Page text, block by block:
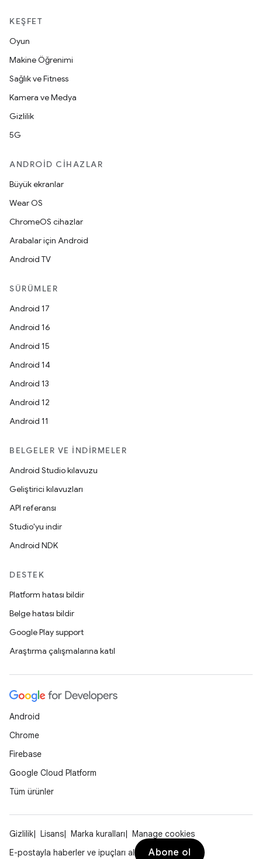
KEŞFET
Oyun
Makine Öğrenimi
Sağlık ve Fitness
Kamera ve Medya
Gizlilik
5G
ANDROID CIHAZLAR
Büyük ekranlar
Wear OS
ChromeOS cihazlar
Arabalar için Android
Android TV
SÜRÜMLER
Android 17
Android 16
Android 15
Android 14
Android 13
Android 12
Android 11
BELGELER VE İNDIRMELER
Android Studio kılavuzu
Geliştirici kılavuzları
API referansı
Studio'yu indir
Android NDK
DESTEK
Platform hatası bildir
Belge hatası bildir
Google Play support
Araştırma çalışmalarına katıl
Android
Chrome
Firebase
Google Cloud Platform
Tüm ürünler
Gizlilik Lisans Marka kuralları
Manage cookies
E-postayla haberler ve ipuçları al
Abone ol